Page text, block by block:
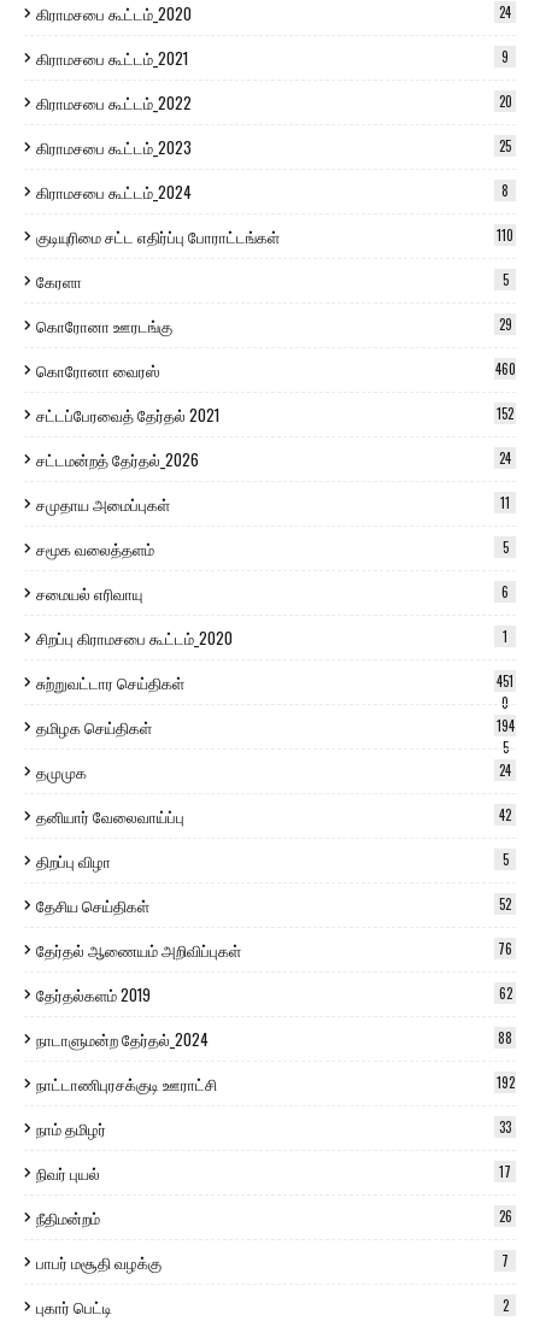
கிராமசபை கூட்டம்_2020 24
கிராமசபை கூட்டம்_2021 9
கிராமசபை கூட்டம்_2022 20
கிராமசபை கூட்டம்_2023 25
கிராமசபை கூட்டம்_2024 8
குடியுரிமை சட்ட எதிர்ப்பு போராட்டங்கள் 110
கேரளா 5
கொரோனா ஊரடங்கு 29
கொரோனா வைரஸ் 460
சட்டப்பேரவைத் தேர்தல் 2021 152
சட்டமன்றத் தேர்தல்_2026 24
சமுதாய அமைப்புகள் 11
சமூக வலைத்தளம் 5
சமையல் எரிவாயு 6
சிறப்பு கிராமசபை கூட்டம்_2020 1
சுற்றுவட்டார செய்திகள்
451
0
தமிழக செய்திகள்
194
5
தமுமுக 24
தனியார் வேலைவாய்ப்பு 42
திறப்பு விழா 5
தேசிய செய்திகள் 52
தேர்தல் ஆணையம் அறிவிப்புகள் 76
தேர்தல்களம் 2019 62
நாடாளுமன்ற தேர்தல்_2024 88
நாட்டாணிபுரசக்குடி ஊராட்சி 192
நாம் தமிழர் 33
நிவர் புயல் 17
நீதிமன்றம் 26
பாபர் மசூதி வழக்கு 7
புகார் பெட்டி 2